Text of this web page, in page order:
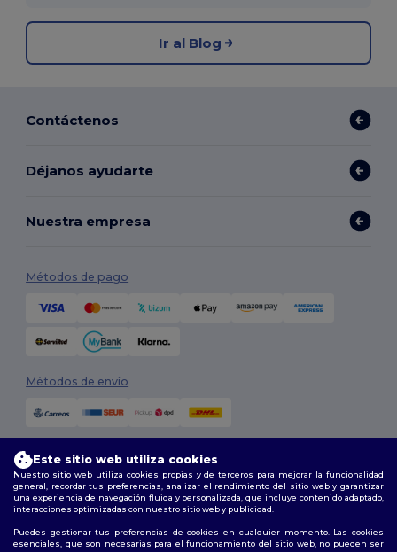
Ir al Blog
Contáctenos
Déjanos ayudarte
Nuestra empresa
Métodos de pago
Métodos de envío
Síguenos
Este sitio web utiliza cookies
Nuestro sitio web utiliza cookies propias y de terceros para mejorar la funcionalidad
general, recordar tus preferencias, analizar el rendimiento del sitio web y garantizar
una experiencia de navegación fluida y personalizada, que incluye contenido adaptado,
interacciones optimizadas con nuestro sitio web y publicidad.
Puedes gestionar tus preferencias de cookies en cualquier momento. Las cookies
esenciales, que son necesarias para el funcionamiento del sitio web, no pueden ser